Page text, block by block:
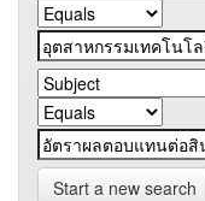
Start a new search